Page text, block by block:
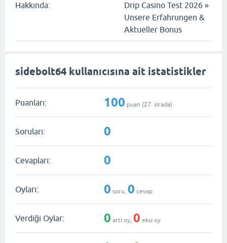
Hakkında:
Drip Casino Test 2026 »
Unsere Erfahrungen &
Aktueller Bonus
sidebolt64 kullanıcısına ait istatistikler
Puanları: 100 puan (27 . sırada)
Soruları: 0
Cevapları: 0
Oyları: 0 soru, 0 cevap
Verdiği Oylar: 0 artı oy, 0 eksi oy